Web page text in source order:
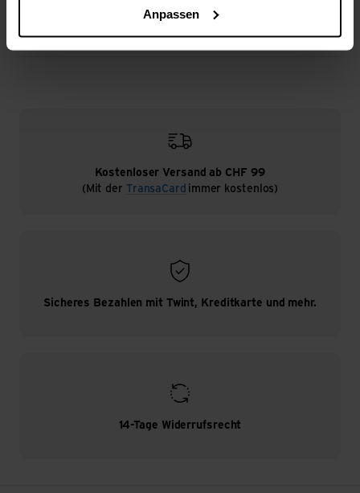
Anpassen
Kostenloser Versand ab CHF 99
(Mit der TransaCard immer kostenlos)
Sicheres Bezahlen mit Twint, Kreditkarte und mehr.
14-Tage Widerrufsrecht